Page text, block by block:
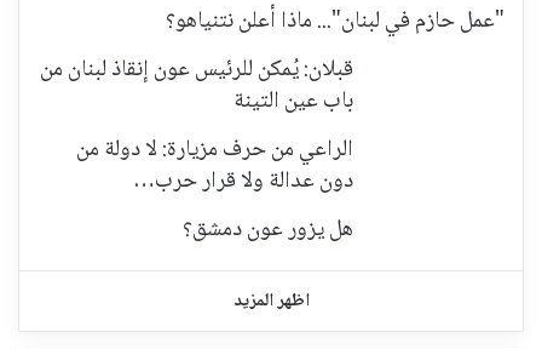
"عمل حازم في لبنان"... ماذا أعلن نتنياهو؟
قبلان: يُمكن للرئيس عون إنقاذ لبنان من
باب عين التينة
الراعي من حرف مزيارة: لا دولة من
دون عدالة ولا قرار حرب…
هل يزور عون دمشق؟
اظهر المزيد